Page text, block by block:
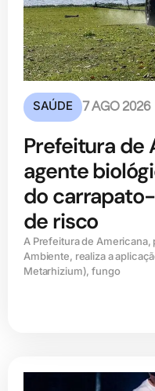
SAÚDE 7 AGO 2026
Prefeitura de
agente
do
de risco
A Prefeitura de
Ambiente, realiza a
Metarhizium), fungo